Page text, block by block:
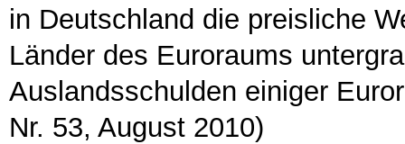
in Deutschland die preisliche
Länder des Euroraums
Auslandsschulden einiger
Nr. 53, August 2010)